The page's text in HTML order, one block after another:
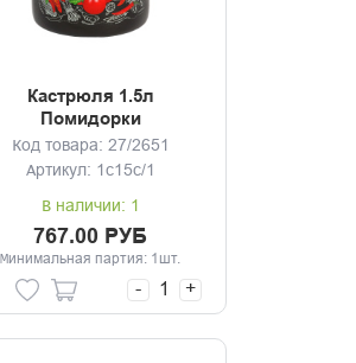
Кастрюля 1.5л
Помидорки
Код товара: 27/2651
Артикул: 1с15с/1
В наличии: 1
767.00 РУБ
Минимальная партия: 1шт.
- +